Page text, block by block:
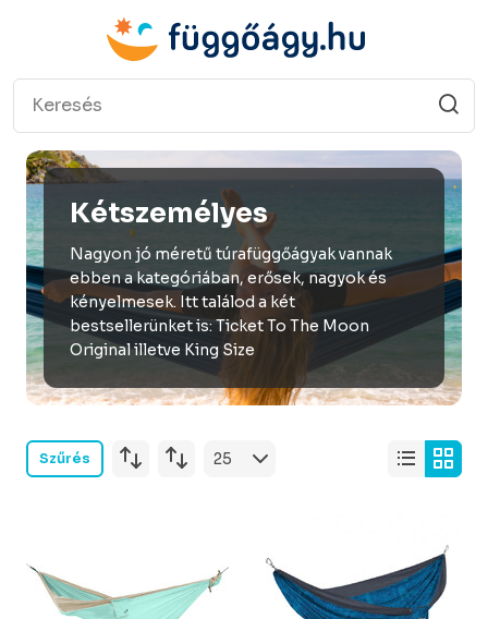
Kétszemélyes
Nagyon jó méretű túrafüggőágyak vannak
ebben a kategóriában, erősek, nagyok és
kényelmesek. Itt találod a két
bestsellerünket is: Ticket To The Moon
Original illetve King Size
Szűrés